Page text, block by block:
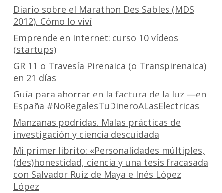
Diario sobre el Marathon Des Sables (MDS
2012). Cómo lo viví
Emprende en Internet: curso 10 vídeos
(startups)
GR 11 o Travesía Pirenaica (o Transpirenaica)
en 21 días
Guía para ahorrar en la factura de la luz —en
España #NoRegalesTuDineroALasElectricas
Manzanas podridas. Malas prácticas de
investigación y ciencia descuidada
Mi primer librito: «Personalidades múltiples,
(des)honestidad, ciencia y una tesis fracasada
con Salvador Ruiz de Maya e Inés López
López